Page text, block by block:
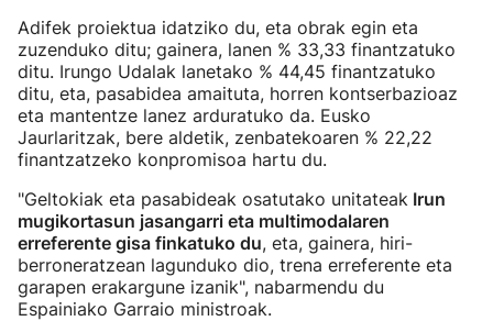
Adifek proiektua idatziko du, eta obrak egin eta
zuzenduko ditu; gainera, lanen % 33,33 finantzatuko
ditu. Irungo Udalak lanetako % 44,45 finantzatuko
ditu, eta, pasabidea amaituta, horren kontserbazioaz
eta mantentze lanez arduratuko da. Eusko
Jaurlaritzak, bere aldetik, zenbatekoaren % 22,22
finantzatzeko konpromisoa hartu du.
"Geltokiak eta pasabideak osatutako unitateak Irun
mugikortasun jasangarri eta multimodalaren
erreferente gisa finkatuko du, eta, gainera, hiri-
berroneratzean lagunduko dio, trena erreferente eta
garapen erakargune izanik", nabarmendu du
Espainiako Garraio ministroak.